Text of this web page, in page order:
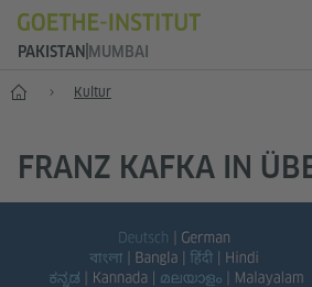
PAKISTAN MUMBAI
Start Kultur
FRANZ KAFKA IN